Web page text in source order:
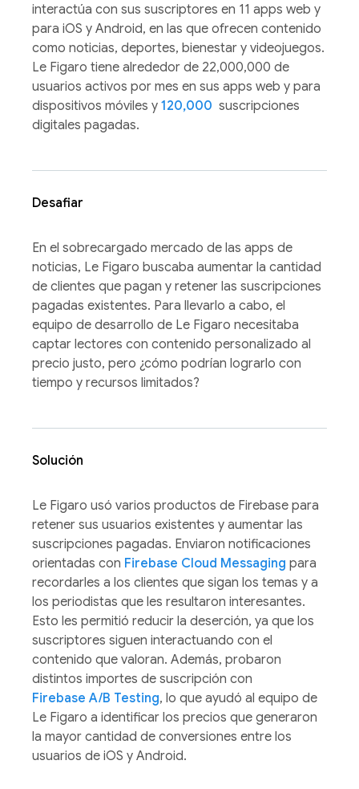
interactúa con sus suscriptores en 11 apps web y
para iOS y Android, en las que ofrecen contenido
como noticias, deportes, bienestar y videojuegos.
Le Figaro tiene alrededor de 22,000,000 de
usuarios activos por mes en sus apps web y para
dispositivos móviles y 120,000 suscripciones
digitales pagadas.
Desafiar
En el sobrecargado mercado de las apps de
noticias, Le Figaro buscaba aumentar la cantidad
de clientes que pagan y retener las suscripciones
pagadas existentes. Para llevarlo a cabo, el
equipo de desarrollo de Le Figaro necesitaba
captar lectores con contenido personalizado al
precio justo, pero ¿cómo podrían lograrlo con
tiempo y recursos limitados?
Solución
Le Figaro usó varios productos de Firebase para
retener sus usuarios existentes y aumentar las
suscripciones pagadas. Enviaron notificaciones
orientadas con Firebase Cloud Messaging para
recordarles a los clientes que sigan los temas y a
los periodistas que les resultaron interesantes.
Esto les permitió reducir la deserción, ya que los
suscriptores siguen interactuando con el
contenido que valoran. Además, probaron
distintos importes de suscripción con
Firebase A/B Testing, lo que ayudó al equipo de
Le Figaro a identificar los precios que generaron
la mayor cantidad de conversiones entre los
usuarios de iOS y Android.